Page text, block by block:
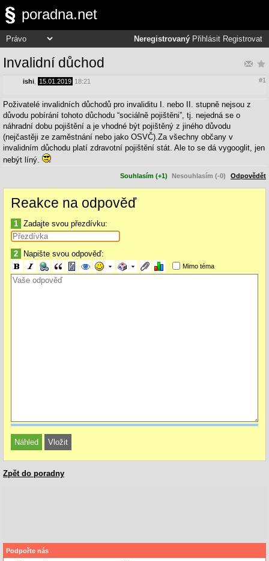
poradna.net
Neregistrovaný Přihlásit Registrovat
Invalidní důchod
ishi 15.01.2019 18:21 #1
Poživatelé invalidních důchodů pro invaliditu I. nebo II. stupně nejsou z
důvodu pobírání tohoto důchodu “sociálně pojištěni”, tj. nejedná se o
náhradní dobu pojištění a je vhodné být pojištěný z jiného důvodu
(nejčastěji ze zaměstnání nebo jako OSVČ).Za všechny občany v
invalidním důchodu platí zdravotní pojištění stát. Ale to se dá vygooglit, jen
nebýt líný.
Souhlasím (+1) Nesouhlasím (-0) Odpovědět
Reakce na odpověď
1 Zadajte svou přezdívku:
2 Napište svou odpověď:
Mimo téma
Zpět do poradny
Podpořte nás